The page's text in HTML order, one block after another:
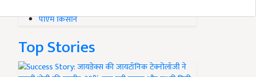
पीएम किसान
Top Stories